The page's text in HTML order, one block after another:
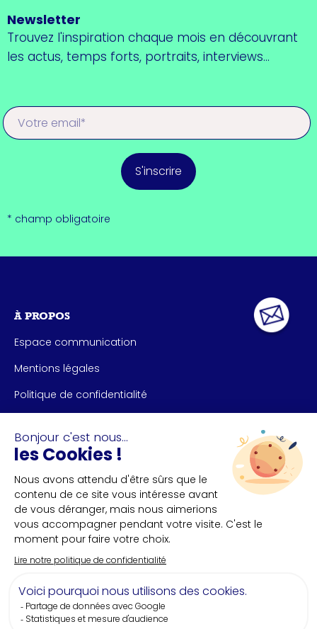
Newsletter
Trouvez l'inspiration chaque mois en découvrant
les actus, temps forts, portraits, interviews...
S'inscrire
* champ obligatoire
À PROPOS
Espace communication
Mentions légales
Politique de confidentialité
NOUS CONTACTER
Bureau des congrès de Nantes et Saint-Nazaire
+33(0)2 40 35 55 **
NOUS SUIVRE